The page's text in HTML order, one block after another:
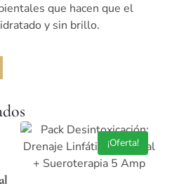
que hacen que el
y sin brillo.
¡Oferta!